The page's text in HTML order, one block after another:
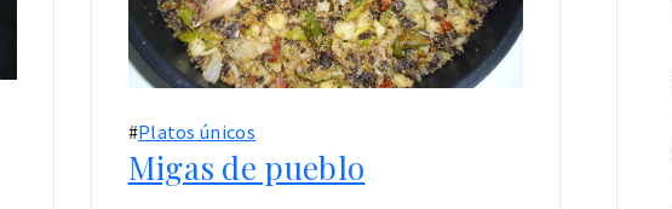
#Platos únicos
Migas de pueblo